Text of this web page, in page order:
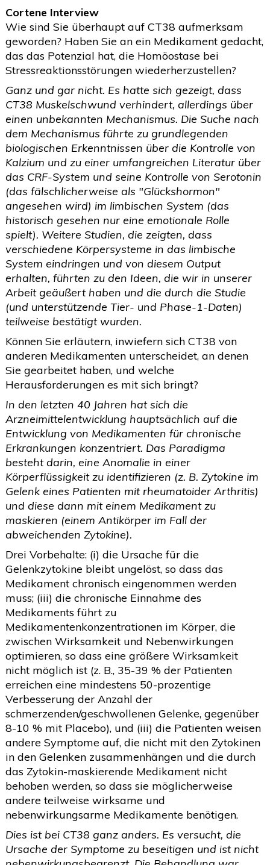
Cortene Interview
Wie sind Sie überhaupt auf CT38 aufmerksam
geworden? Haben Sie an ein Medikament gedacht,
das das Potenzial hat, die Homöostase bei
Stressreaktionsstörungen wiederherzustellen?
Ganz und gar nicht. Es hatte sich gezeigt, dass
CT38 Muskelschwund verhindert, allerdings über
einen unbekannten Mechanismus. Die Suche nach
dem Mechanismus führte zu grundlegenden
biologischen Erkenntnissen über die Kontrolle von
Kalzium und zu einer umfangreichen Literatur über
das CRF-System und seine Kontrolle von Serotonin
(das fälschlicherweise als "Glückshormon"
angesehen wird) im limbischen System (das
historisch gesehen nur eine emotionale Rolle
spielt). Weitere Studien, die zeigten, dass
verschiedene Körpersysteme in das limbische
System eindringen und von diesem Output
erhalten, führten zu den Ideen, die wir in unserer
Arbeit geäußert haben und die durch die Studie
(und unterstützende Tier- und Phase-1-Daten)
teilweise bestätigt wurden.
Können Sie erläutern, inwiefern sich CT38 von
anderen Medikamenten unterscheidet, an denen
Sie gearbeitet haben, und welche
Herausforderungen es mit sich bringt?
In den letzten 40 Jahren hat sich die
Arzneimittelentwicklung hauptsächlich auf die
Entwicklung von Medikamenten für chronische
Erkrankungen konzentriert. Das Paradigma
besteht darin, eine Anomalie in einer
Körperflüssigkeit zu identifizieren (z. B. Zytokine im
Gelenk eines Patienten mit rheumatoider Arthritis)
und diese dann mit einem Medikament zu
maskieren (einem Antikörper im Fall der
abweichenden Zytokine).
Drei Vorbehalte: (i) die Ursache für die
Gelenkzytokine bleibt ungelöst, so dass das
Medikament chronisch eingenommen werden
muss; (iii) die chronische Einnahme des
Medikaments führt zu
Medikamentenkonzentrationen im Körper, die
zwischen Wirksamkeit und Nebenwirkungen
optimieren, so dass eine größere Wirksamkeit
nicht möglich ist (z. B., 35-39 % der Patienten
erreichen eine mindestens 50-prozentige
Verbesserung der Anzahl der
schmerzenden/geschwollenen Gelenke, gegenüber
8-10 % mit Placebo), und (iii) die Patienten weisen
andere Symptome auf, die nicht mit den Zytokinen
in den Gelenken zusammenhängen und die durch
das Zytokin-maskierende Medikament nicht
behoben werden, so dass sie möglicherweise
andere teilweise wirksame und
nebenwirkungsarme Medikamente benötigen.
Dies ist bei CT38 ganz anders. Es versucht, die
Ursache der Symptome zu beseitigen und ist nicht